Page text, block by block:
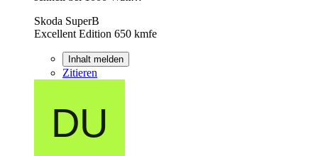
Skoda SuperB
Excellent Edition 650 kmfe
Inhalt melden
Zitieren